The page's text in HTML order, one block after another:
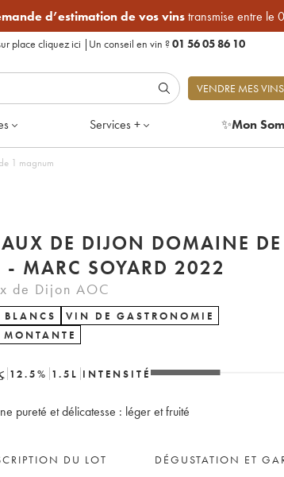
d’estimation de vos vinstransmise entre le
place cliquez ici | Un conseil en vin ?01 56 05 86 10
VENDRE MES VINS
Services + ✨Mon
1 magnum
DE DIJON DOMAINE
- MARC SOYARD 2022
de Dijon AOC
BLANCS
VIN DE GASTRONOMIE
MONTANTE
12.5% 1.5 L INTENSITÉ
pureté et délicatesse : léger et fruité
DU LOT DÉGUSTATION ET